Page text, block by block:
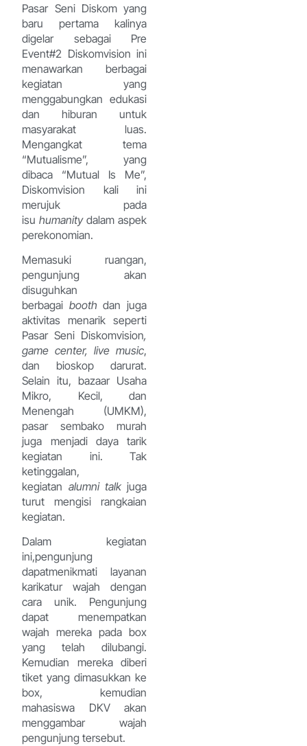
Pasar Seni Diskom yang
baru pertama kalinya
digelar sebagai Pre
Event#2 Diskomvision ini
menawarkan berbagai
kegiatan yang
menggabungkan edukasi
dan hiburan untuk
masyarakat luas.
Mengangkat tema
“Mutualisme”, yang
dibaca “Mutual Is Me”,
Diskomvision kali ini
merujuk pada
isuhumanitydalam aspek
perekonomian.
Memasuki ruangan,
pengunjung akan
disuguhkan
berbagai booth dan juga
aktivitas menarik seperti
Pasar Seni Diskomvision,
game center, live music,
dan bioskop darurat.
Selain itu, bazaar Usaha
Mikro, Kecil, dan
Menengah (UMKM),
pasar sembako murah
juga menjadi daya tarik
kegiatan ini. Tak
ketinggalan,
kegiatan alumni talk juga
turut mengisi rangkaian
kegiatan.
Dalam kegiatan
ini,pengunjung
dapatmenikmati layanan
karikatur wajah dengan
cara unik. Pengunjung
dapat menempatkan
wajah mereka pada box
yang telah dilubangi.
Kemudian mereka diberi
tiket yang dimasukkan ke
box, kemudian
mahasiswa DKV akan
menggambar wajah
pengunjung tersebut.